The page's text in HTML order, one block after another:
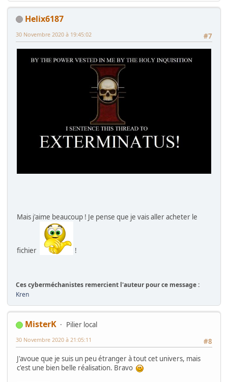
Helix6187
#7
30 Novembre 2020 à 19:45:02
Mais j'aime beaucoup ! Je pense que je vais aller acheter le
fichier !
Ces cyberméchanistes remercient l'auteur pour ce message :
Kren
MisterK
Pilier local
#8
30 Novembre 2020 à 21:05:11
J'avoue que je suis un peu étranger à tout cet univers, mais
c'est une bien belle réalisation. Bravo